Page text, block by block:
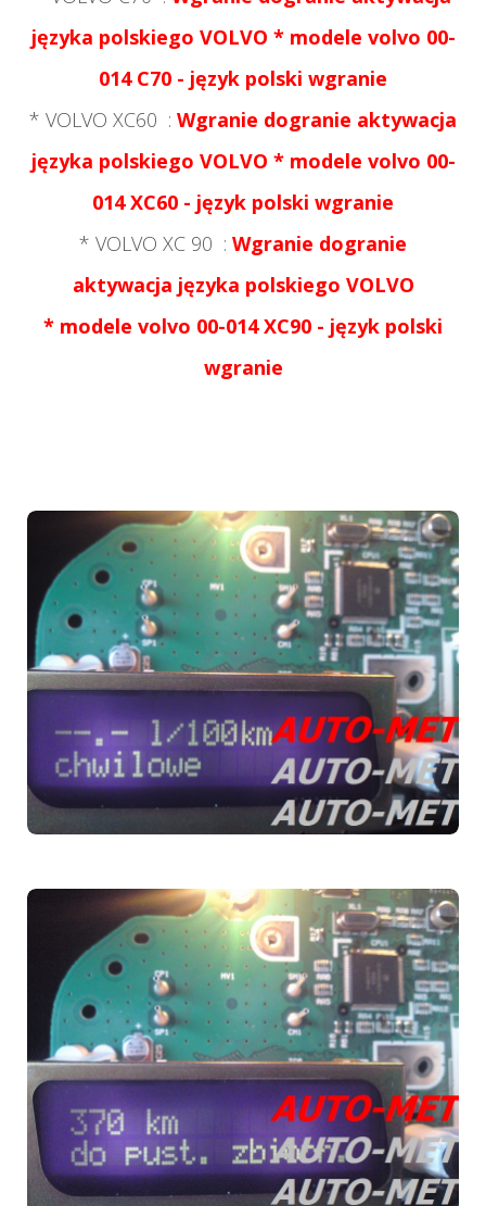
języka polskiego VOLVO * modele volvo 00-
014 C70 - język polski wgranie
* VOLVO XC60 : Wgranie dogranie aktywacja
języka polskiego VOLVO * modele volvo 00-
014 XC60 - język polski wgranie
* VOLVO XC 90 : Wgranie dogranie
aktywacja języka polskiego VOLVO
* modele volvo 00-014 XC90 - język polski
wgranie